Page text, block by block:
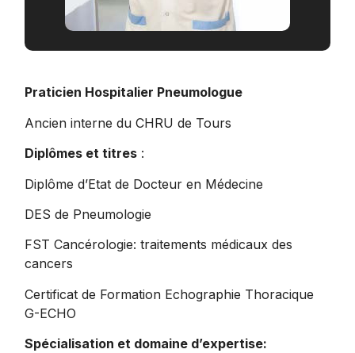
Praticien Hospitalier Pneumologue
Ancien interne du CHRU de Tours
Diplômes et titres :
Diplôme d’Etat de Docteur en Médecine
DES de Pneumologie
FST Cancérologie: traitements médicaux des
cancers
Certificat de Formation Echographie Thoracique
G-ECHO
Spécialisation et domaine d’expertise: